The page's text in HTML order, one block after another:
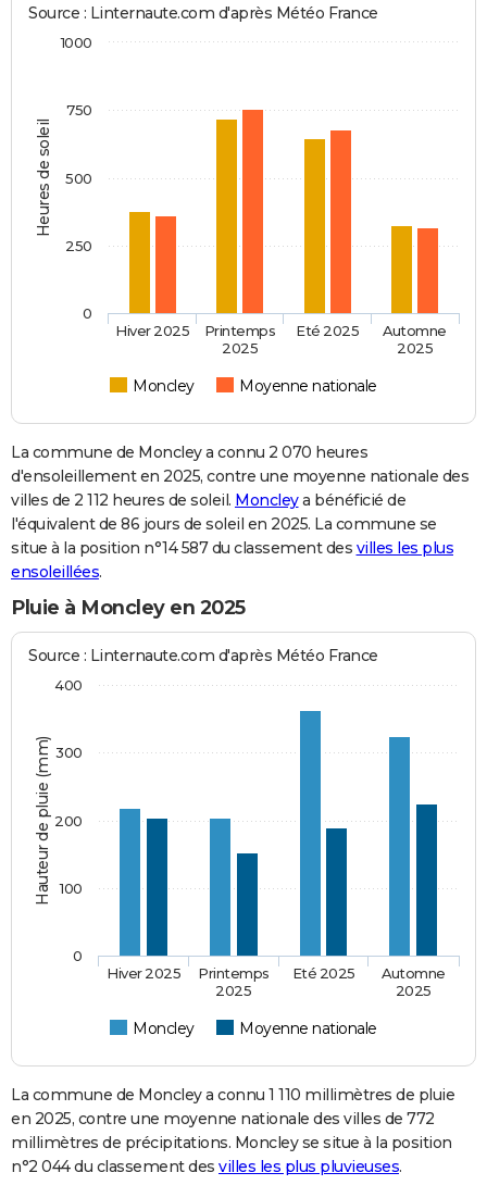
Heures de soleil
Source : Linternaute.com d'après Météo France
Moncley Moyenne nationale
Hiver 2025
Printemps
2025
Eté 2025
Automne
2025
0
250
500
750
1000
La commune de Moncley a connu 2 070 heures
d'ensoleillement en 2025, contre une moyenne nationale des
villes de 2 112 heures de soleil. Moncleya bénéficié de
l'équivalent de 86 jours de soleil en 2025. La commune se
situe à la position n°14 587 du classement des villes les plus
ensoleillées.
Pluie à Moncley en 2025
Hauteur de pluie (mm)
Source : Linternaute.com d'après Météo France
Moncley Moyenne nationale
Hiver 2025
Printemps
2025
Eté 2025
Automne
2025
0
100
200
300
400
La commune de Moncley a connu 1 110 millimètres de pluie
en 2025, contre une moyenne nationale des villes de 772
millimètres de précipitations. Moncley se situe à la position
n°2 044 du classement des villes les plus pluvieuses.